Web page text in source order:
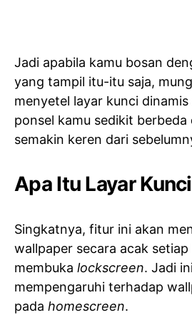
Jadi apabila kamu bosan
yang tampil itu-itu saja,
menyetel layar kunci
ponsel kamu sedikit
semakin keren dari
Apa Itu Layar
Singkatnya, fitur ini akan
wallpaper secara acak
membuka lockscreen. Jadi
mempengaruhi terhadap
pada homescreen.